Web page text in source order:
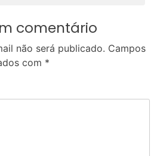
comentário
não será publicado. Campos
com *